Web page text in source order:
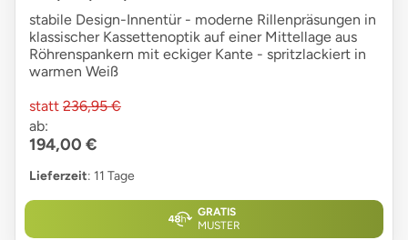
stabile Design-Innentür - moderne Rillenpräsungen in
klassischer Kassettenoptik auf einer Mittellage aus
Röhrenspankern mit eckiger Kante - spritzlackiert in
warmen Weiß
statt 236,95 €
ab:
194,00 €
Lieferzeit: 11 Tage
GRATIS
MUSTER